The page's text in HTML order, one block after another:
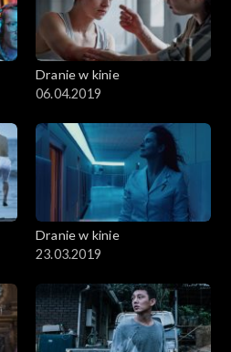
Dranie w kinie
06.04.2019
Dranie w kinie
23.03.2019